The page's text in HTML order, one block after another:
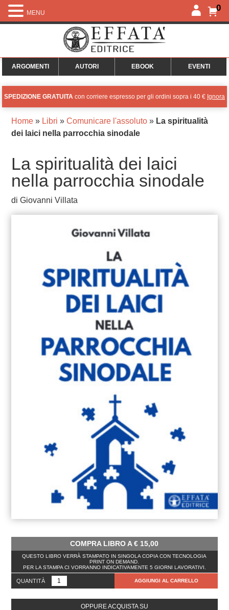
0
ARGOMENTI AUTORI EBOOK EVENTI
SPEDIZIONE GRATUITA con corriere espresso per gli ordini sopra i 40 € Ignora
Home» Libri » Comunicare l'assoluto» La spiritualità
dei laici nella parrocchia sinodale
La spiritualità dei laici
nella parrocchia sinodale
di Giovanni Villata
COMPRA LIBRO A€ 15,00
QUESTO LIBRO VERRÀ STAMPATO IN SINGOLA COPIA CON TECNOLOGIA
PRINT ON DEMAND.
PER LA STAMPA CI VORRANNO INDICATIVAMENTE 5 GIORNI LAVORATIVI.
QUANTITÀ AGGIUNGI AL CARRELLO
OPPURE ACQUISTA SU
MENU